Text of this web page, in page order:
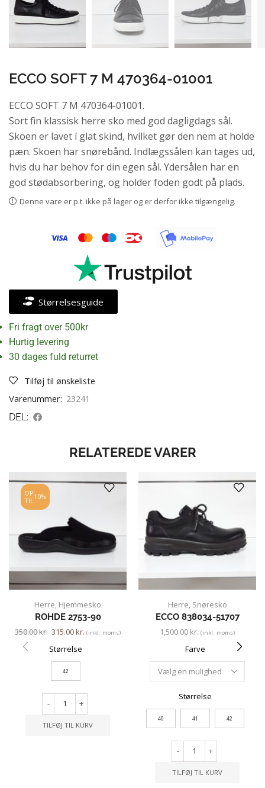
ECCO SOFT 7 M 470364-01001
ECCO SOFT 7 M 470364-01001.
Sort fin klassisk herre sko med god dagligdags sål.
Skoen er lavet í glat skind, hvilket gør den nem at holde
pæn. Skoen har snørebånd. Indlægssålen kan tages ud,
hvis du har behov for din egen sål. Ydersålen har en
god stødabsorbering, og holder foden godt på plads.
Denne vare er p.t. ikke på lager og er derfor ikke tilgængelig.
Størrelsesguide
Fri fragt over 500kr
Hurtig levering
30 dages fuld returret
Tilføj til ønskeliste
Varenummer: 23241
DEL:
RELATEREDE VARER
OP
TIL 10%
Herre Hjemmesko
ROHDE 2753-90
350.00kr. 315.00kr. (inkl. moms)
Størrelse
42
- +
TILFØJ TIL KURV
Herre Snøresko
ECCO 838034-51707
1,500.00 kr. (inkl. moms)
Farve
Størrelse
40 41 42
- +
TILFØJ TIL KURV